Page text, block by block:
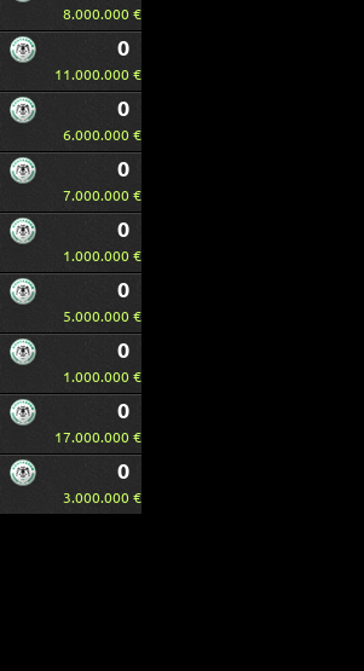
8.000.000 €
0
11.000.000 €
0
6.000.000 €
0
7.000.000 €
0
1.000.000 €
0
5.000.000 €
0
1.000.000 €
0
17.000.000 €
0
3.000.000 €